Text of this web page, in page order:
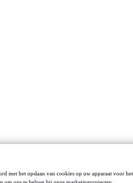
met het opslaan van cookies op uw apparaat voor